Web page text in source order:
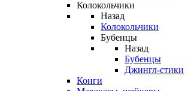
Колокольчики
Назад
Колокольчики
Бубенцы
Назад
Бубенцы
Джингл-стики
Конги